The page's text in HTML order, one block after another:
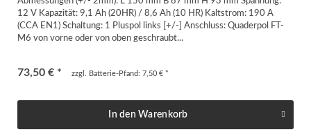
12 V Kapazität: 9,1 Ah (20HR) / 8,6 Ah (10 HR) Kaltstrom: 190 A
(CCA EN1) Schaltung: 1 Pluspol links [+/-] Anschluss: Quaderpol FT-
M6 von vorne oder von oben geschraubt...
73,50 € * zzgl. Batterie-Pfand: 7,50 € *
In den Warenkorb